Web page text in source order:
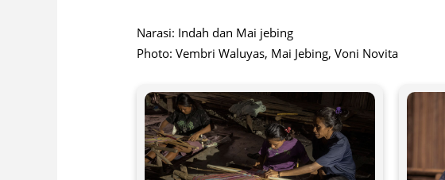
Narasi: Indah dan Mai jebing
Photo: Vembri Waluyas, Mai Jebing, Voni Novita